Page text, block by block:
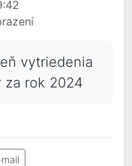
vytriedenia
za rok 2024
mail